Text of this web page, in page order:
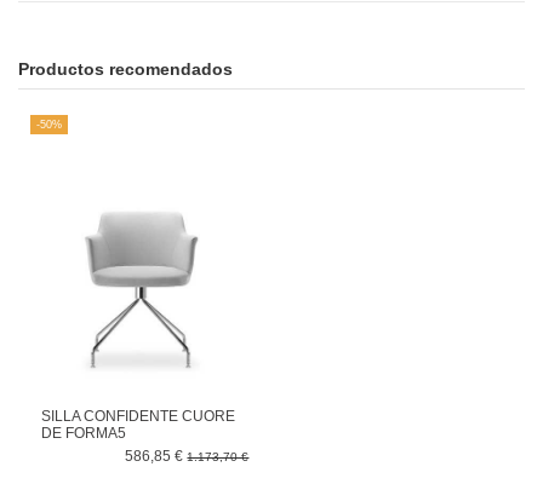
Productos recomendados
-50%
SILLA CONFIDENTE CUORE
DE FORMA5
586,85 €1.173,70 €